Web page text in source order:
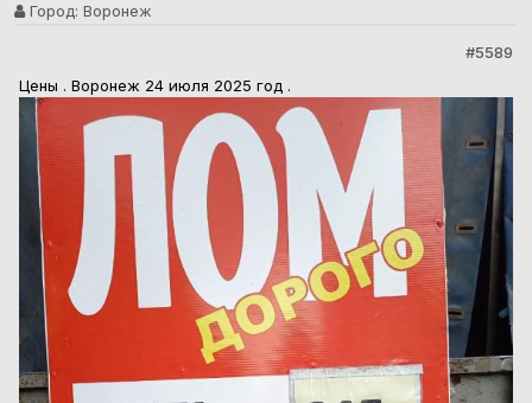
Город: Воронеж
#5589
Цены . Воронеж 24 июля 2025 год .